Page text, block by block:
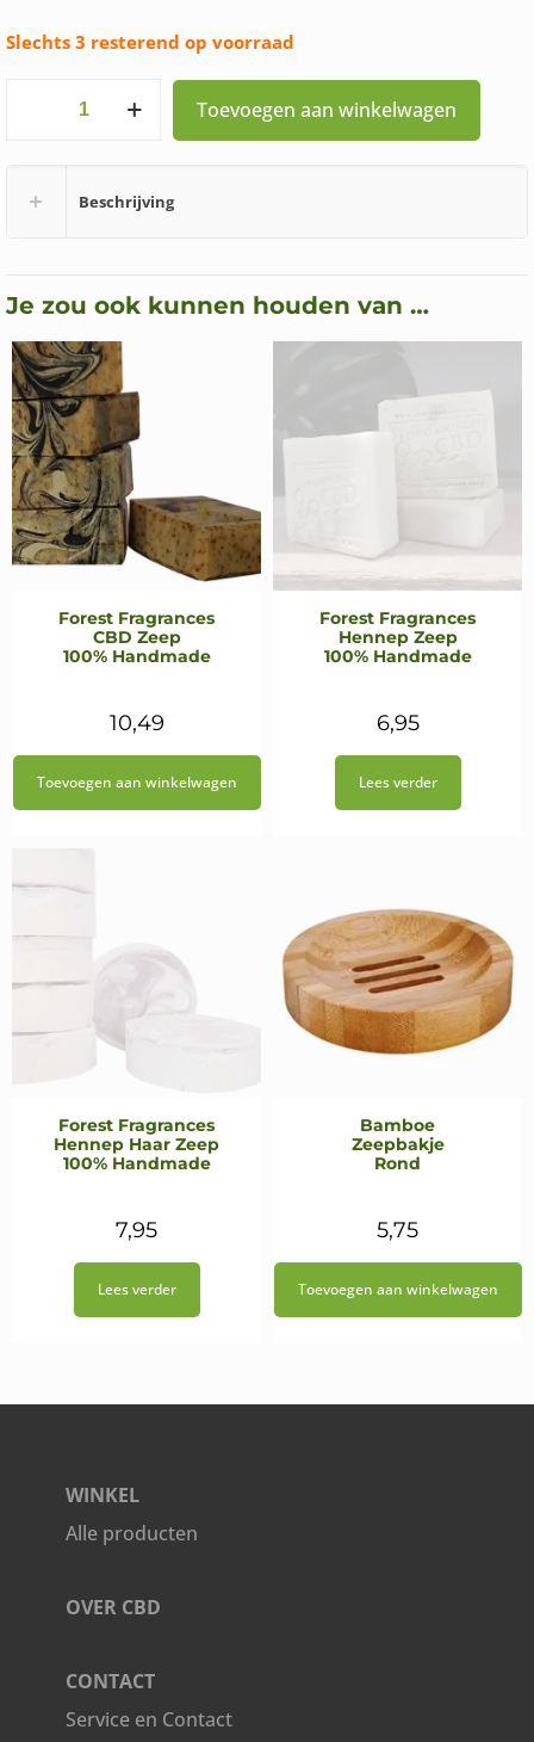
Slechts 3 resterend op voorraad
Wasmachine
veilig
Toevoegen aan winkelwagen
Beschrijving
Je zou ook kunnen houden van …
Forest Fragrances
CBD Zeep
100% Handmade
10,49
Toevoegen aan winkelwagen
Forest Fragrances
Hennep Zeep
100% Handmade
6,95
Lees verder
Forest Fragrances
Hennep Haar Zeep
100% Handmade
7,95
Lees verder
Bamboe
Zeepbakje
Rond
5,75
Toevoegen aan winkelwagen
WINKEL
Alle producten
OVER CBD
CONTACT
Service en Contact